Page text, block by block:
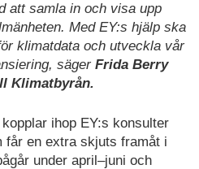
att samla in och visa upp
Med EY:s hjälp ska
klimatdata och utveckla vår
säger Frida Berry
Klimatbyrån.
ihop EY:s konsulter
får en extra skjuts framåt i
under april–juni och